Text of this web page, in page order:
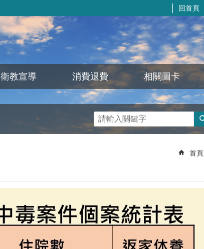
回首頁
衛教宣導 消費退費 相關圖卡
首頁